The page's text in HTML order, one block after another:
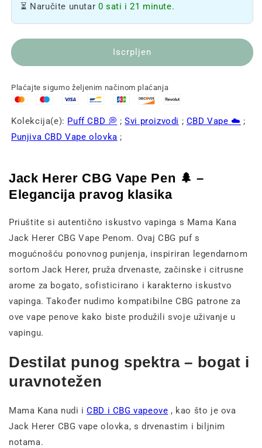
Pena
🌲
Pena
🌲
⏳ Naručite unutar 0 sati i 21 minute.
Iscrpljen
Plaćajte sigurno željenim načinom plaćanja
Kolekcija(e): Puff CBD 💭 ;Svi proizvodi ; CBD Vape ☁️ ;
Punjiva CBD Vape olovka ;
Jack Herer CBG Vape Pen 🌲 –
Elegancija pravog klasika
Priuštite si autentično iskustvo vapinga s Mama Kana
Jack Herer CBG Vape Penom. Ovaj CBG puf s
mogućnošću ponovnog punjenja, inspiriran legendarnom
sortom Jack Herer, pruža drvenaste, začinske i citrusne
arome za bogato, sofisticirano i karakterno iskustvo
vapinga. Također nudimo kompatibilne CBG patrone za
ove vape penove kako biste produžili svoje uživanje u
vapingu.
Destilat punog spektra – bogat i
uravnotežen
Mama Kana nudi iCBD i CBG vapeove , kao što je ova
Jack Herer CBG vape olovka, s drvenastim i biljnim
notama.